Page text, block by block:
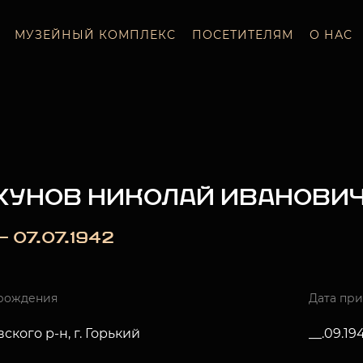
МУЗЕЙНЫЙ КОМПЛЕКС ПОСЕТИТЕЛЯМ О НАС
НИКОЛАЙ
07.07.1942
р-н, г. Горький
Дата